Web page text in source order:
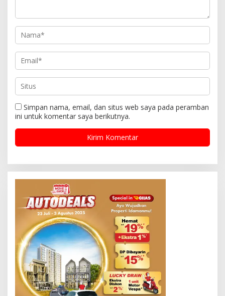
Simpan nama, email, dan situs web saya pada peramban
ini untuk komentar saya berikutnya.